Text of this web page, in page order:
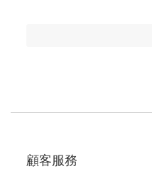
顧客服務